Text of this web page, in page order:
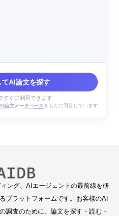
てAI論文を探す
すぐに利用できます
論文データベース をもとに回答しています
ング、AIエージェントの最前線を研
プラットフォームです。お客様のAI
調査のために、論文を探す・読む・